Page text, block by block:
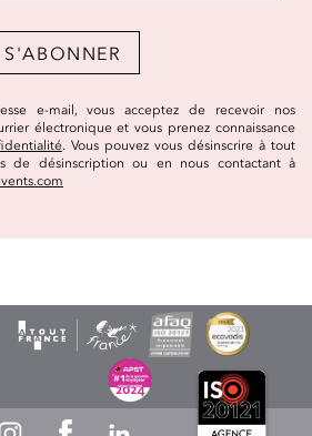
S'ABONNER
e-mail, vous acceptez de recevoir nos
électronique et vous prenez connaissance
. Vous pouvez vous désinscrire à tout
de désinscription ou en nous contactant à